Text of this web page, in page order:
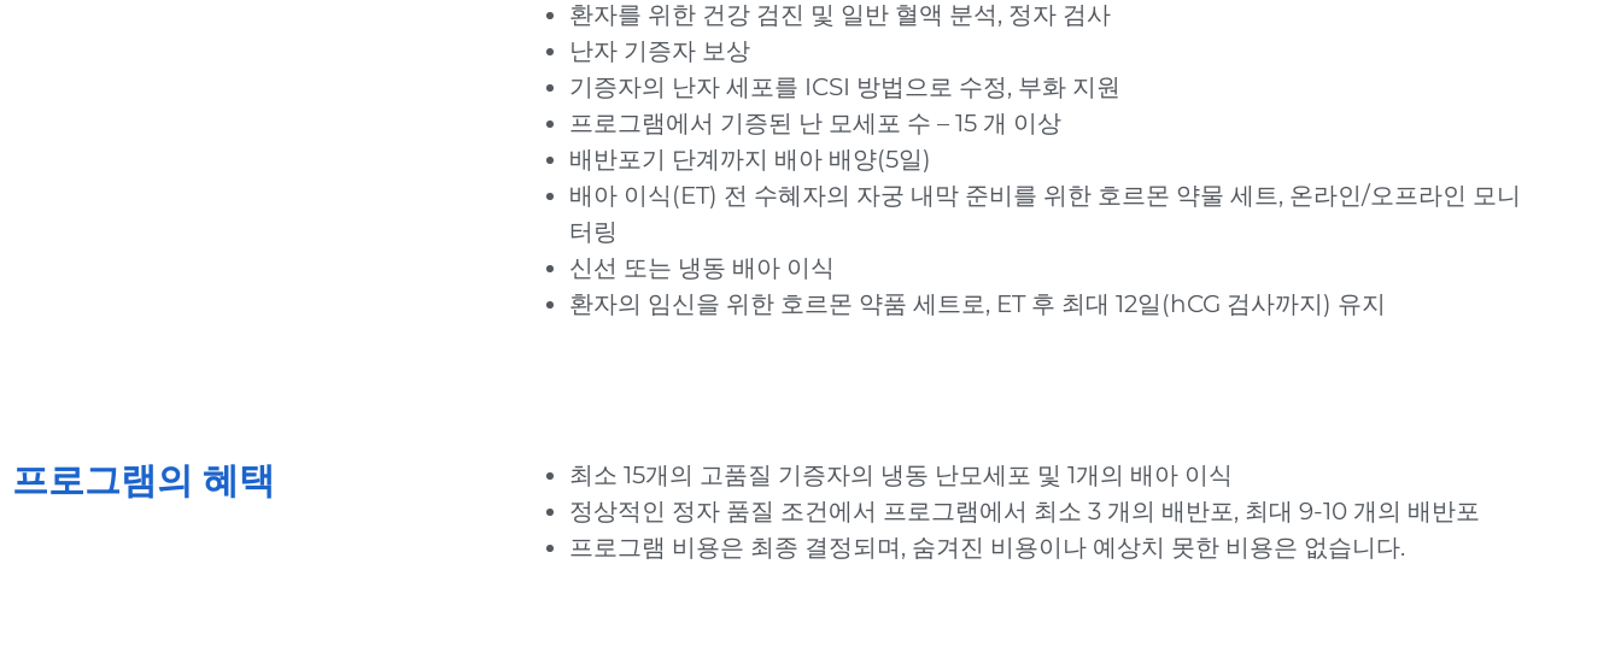
환자를 위한 건강 검진 및 일반 혈액 분석, 정자 검사
난자 기증자 보상
기증자의 난자 세포를 ICSI 방법으로 수정, 부화 지원
프로그램에서 기증된 난 모세포 수 – 15 개 이상
배반포기 단계까지 배아 배양(5일)
배아 이식(ET) 전 수혜자의 자궁 내막 준비를 위한 호르몬 약물 세트, 온라인/오프라인 모니
터링
신선 또는 냉동 배아 이식
환자의 임신을 위한 호르몬 약품 세트로, ET 후 최대 12일(hCG 검사까지) 유지
프로그램의 혜택
최소 15개의 고품질 기증자의 냉동 난모세포 및 1개의 배아 이식
정상적인 정자 품질 조건에서 프로그램에서 최소 3 개의 배반포, 최대 9-10 개의 배반포
프로그램 비용은 최종 결정되며, 숨겨진 비용이나 예상치 못한 비용은 없습니다.